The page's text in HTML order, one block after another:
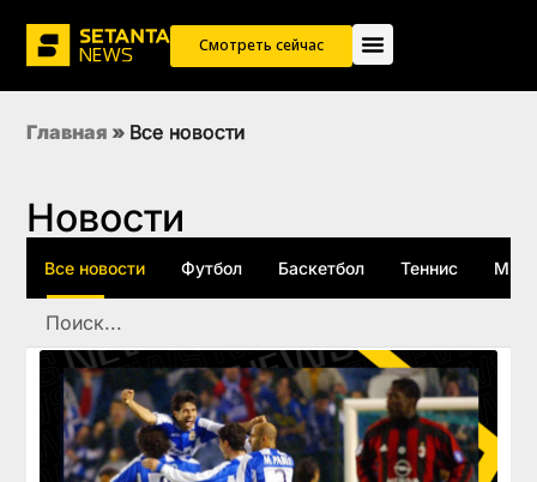
Смотреть сейчас
Главная » Все новости
Новости
Все новости Футбол Баскетбол Теннис ММА